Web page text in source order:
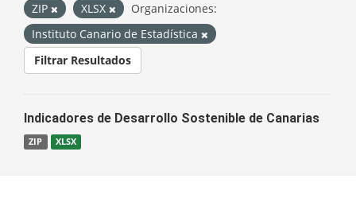
ZIP
XLSX
Organizaciones:
Instituto Canario de Estadística
Filtrar Resultados
Indicadores de Desarrollo Sostenible de Canarias
ZIP XLSX